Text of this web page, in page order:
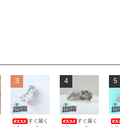
3
すぐ届く
4
すぐ届く
5